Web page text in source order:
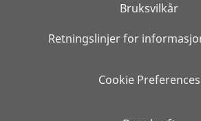
Bruksvilkår
Retningslinjer for
Cookie Preferences